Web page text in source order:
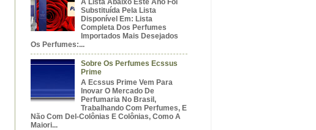
Substituída Pela Lista
Disponível Em: Lista
Completa Dos Perfumes
Importados Mais Desejados
Os Perfumes:...
Sobre Os Perfumes Ecssus
Prime
A Ecssus Prime Vem Para
Inovar O Mercado De
Perfumaria No Brasil,
Trabalhando Com Perfumes, E
Não Com Del-Colônias E Colônias, Como A
Maiori...